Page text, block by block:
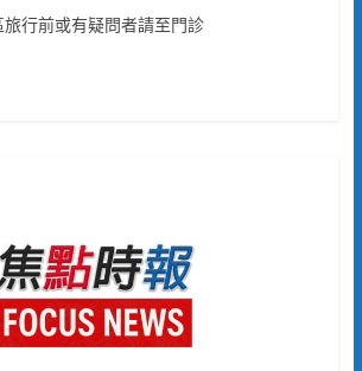
行前或有疑問者請至門診